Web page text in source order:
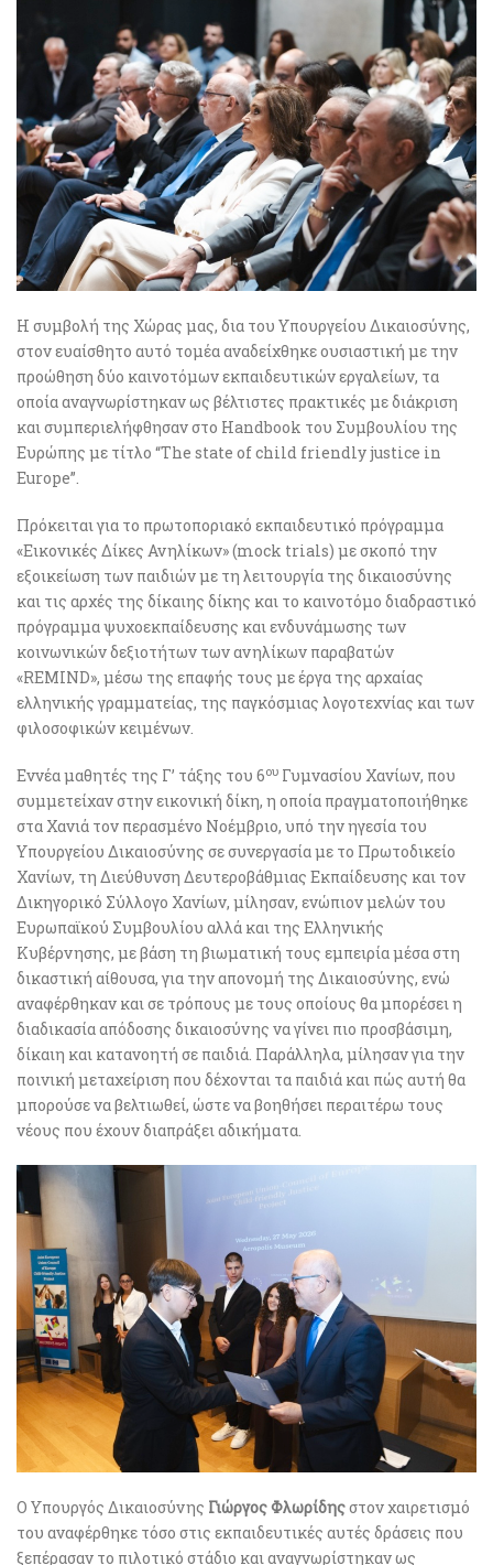
Η συμβολή της Χώρας μας, δια του Υπουργείου Δικαιοσύνης,
στον ευαίσθητο αυτό τομέα αναδείχθηκε ουσιαστική με την
προώθηση δύο καινοτόμων εκπαιδευτικών εργαλείων, τα
οποία αναγνωρίστηκαν ως βέλτιστες πρακτικές με διάκριση
και συμπεριελήφθησαν στο Handbook του Συμβουλίου της
Ευρώπης με τίτλο “The state of child friendly justice in
Europe”.
Πρόκειται για το πρωτοποριακό εκπαιδευτικό πρόγραμμα
«Εικονικές Δίκες Ανηλίκων» (mock trials) με σκοπό την
εξοικείωση των παιδιών με τη λειτουργία της δικαιοσύνης
και τις αρχές της δίκαιης δίκης και το καινοτόμο διαδραστικό
πρόγραμμα ψυχοεκπαίδευσης και ενδυνάμωσης των
κοινωνικών δεξιοτήτων των ανηλίκων παραβατών
«REMIND», μέσω της επαφής τους με έργα της αρχαίας
ελληνικής γραμματείας, της παγκόσμιας λογοτεχνίας και των
φιλοσοφικών κειμένων.
Εννέα μαθητές της Γ’ τάξης του 6ου Γυμνασίου Χανίων, που
συμμετείχαν στην εικονική δίκη, η οποία πραγματοποιήθηκε
στα Χανιά τον περασμένο Νοέμβριο, υπό την ηγεσία του
Υπουργείου Δικαιοσύνης σε συνεργασία με το Πρωτοδικείο
Χανίων, τη Διεύθυνση Δευτεροβάθμιας Εκπαίδευσης και τον
Δικηγορικό Σύλλογο Χανίων, μίλησαν, ενώπιον μελών του
Ευρωπαϊκού Συμβουλίου αλλά και της Ελληνικής
Κυβέρνησης, με βάση τη βιωματική τους εμπειρία μέσα στη
δικαστική αίθουσα, για την απονομή της Δικαιοσύνης, ενώ
αναφέρθηκαν και σε τρόπους με τους οποίους θα μπορέσει η
διαδικασία απόδοσης δικαιοσύνης να γίνει πιο προσβάσιμη,
δίκαιη και κατανοητή σε παιδιά. Παράλληλα, μίλησαν για την
ποινική μεταχείριση που δέχονται τα παιδιά και πώς αυτή θα
μπορούσε να βελτιωθεί, ώστε να βοηθήσει περαιτέρω τους
νέους που έχουν διαπράξει αδικήματα.
Ο Υπουργός Δικαιοσύνης Γιώργος Φλωρίδηςστον χαιρετισμό
του αναφέρθηκε τόσο στις εκπαιδευτικές αυτές δράσεις που
ξεπέρασαν το πιλοτικό στάδιο και αναγνωρίστηκαν ως